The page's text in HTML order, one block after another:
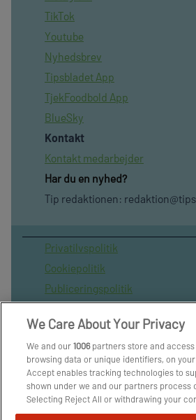
TikTok
Youtube
Nyhedsbrev
Tipsbladet App
TjekFoodbold App
BlueSky
Kontakt
Kontakt medarbejder
Har du en nyhed?
Tip redaktionen:
Privatilvspolitik
Cookiepolitik
Publiceringspolitik
Spil ansvarligt
Administrer samtykke
Arkiv
Om os
We Care About Your Privacy
We and our1006partners store and access
browsing data or unique identifiers, on
Accept enables tracking technologies to
shown under we and our partners process
Selecting Reject All or withdrawing your
If trackers are disabled, some content and